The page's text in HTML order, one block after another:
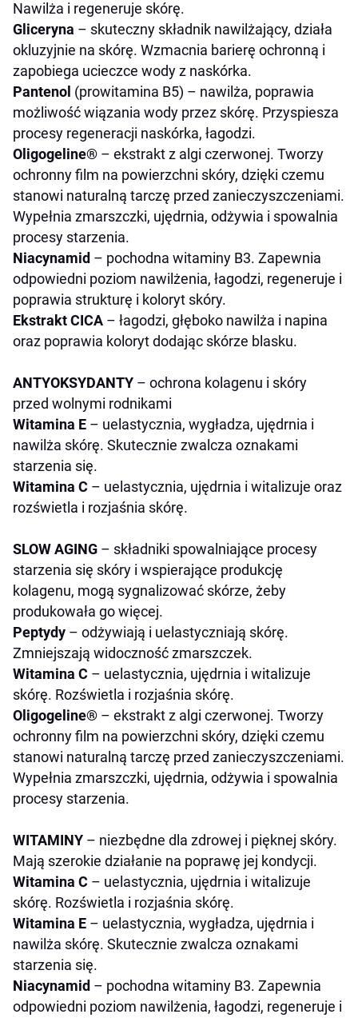
Nawilża i regeneruje skórę.
Gliceryna – skuteczny składnik nawilżający, działa
okluzyjnie na skórę. Wzmacnia barierę ochronną i
zapobiega ucieczce wody z naskórka.
Pantenol (prowitamina B5) – nawilża, poprawia
możliwość wiązania wody przez skórę. Przyspiesza
procesy regeneracji naskórka, łagodzi.
Oligogeline® – ekstrakt z algi czerwonej. Tworzy
ochronny film na powierzchni skóry, dzięki czemu
stanowi naturalną tarczę przed zanieczyszczeniami.
Wypełnia zmarszczki, ujędrnia, odżywia i spowalnia
procesy starzenia.
Niacynamid – pochodna witaminy B3. Zapewnia
odpowiedni poziom nawilżenia, łagodzi, regeneruje i
poprawia strukturę i koloryt skóry.
Ekstrakt CICA – łagodzi, głęboko nawilża i napina
oraz poprawia koloryt dodając skórze blasku.
ANTYOKSYDANTY – ochrona kolagenu i skóry
przed wolnymi rodnikami
Witamina E – uelastycznia, wygładza, ujędrnia i
nawilża skórę. Skutecznie zwalcza oznakami
starzenia się.
Witamina C – uelastycznia, ujędrnia i witalizuje oraz
rozświetla i rozjaśnia skórę.
SLOW AGING – składniki spowalniające procesy
starzenia się skóry i wspierające produkcję
kolagenu, mogą sygnalizować skórze, żeby
produkowała go więcej.
Peptydy – odżywiają i uelastyczniają skórę.
Zmniejszają widoczność zmarszczek.
Witamina C – uelastycznia, ujędrnia i witalizuje
skórę. Rozświetla i rozjaśnia skórę.
Oligogeline® – ekstrakt z algi czerwonej. Tworzy
ochronny film na powierzchni skóry, dzięki czemu
stanowi naturalną tarczę przed zanieczyszczeniami.
Wypełnia zmarszczki, ujędrnia, odżywia i spowalnia
procesy starzenia.
WITAMINY – niezbędne dla zdrowej i pięknej skóry.
Mają szerokie działanie na poprawę jej kondycji.
Witamina C – uelastycznia, ujędrnia i witalizuje
skórę. Rozświetla i rozjaśnia skórę.
Witamina E – uelastycznia, wygładza, ujędrnia i
nawilża skórę. Skutecznie zwalcza oznakami
starzenia się.
Niacynamid – pochodna witaminy B3. Zapewnia
odpowiedni poziom nawilżenia, łagodzi, regeneruje i